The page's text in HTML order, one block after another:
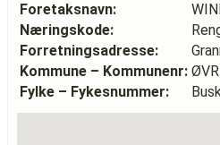
Foretaksnavn:
Næringskode:
Forretningsadresse:
Kommune – Kommunenr:
Fylke – Fykesnummer: